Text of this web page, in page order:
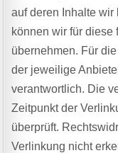
auf deren Inhalte
können wir für diese
übernehmen. Für
der jeweilige
verantwortlich. Die
Zeitpunkt der
überprüft.
Verlinkung nicht